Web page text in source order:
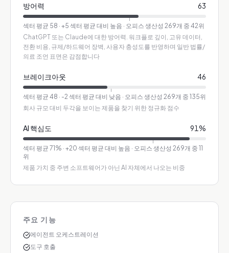
방어력 63
섹터 평균 58 · +5 섹터 평균 대비 높음 · 오피스 생산성 269개 중 42위
ChatGPT 또는 Claude에 대한 방어력. 워크플로 깊이, 고유 데이터,
전환 비용, 규제/하드웨어 장벽, 사용자 충성도를 반영하며 일반 법률/
의료 조언 표면은 감점합니다
브레이크아웃 46
섹터 평균 48 · -2 섹터 평균 대비 낮음 · 오피스 생산성 269개 중 135위
회사 규모 대비 두각을 보이는 제품을 찾기 위한 정규화 점수
AI 핵심도 91 %
섹터 평균 71 % · +20 섹터 평균 대비 높음 · 오피스 생산성 269개 중 11
위
제품 가치 중 주변 소프트웨어가 아닌 AI 자체에서 나오는 비중
주요 기능
에이전트 오케스트레이션
도구 호출